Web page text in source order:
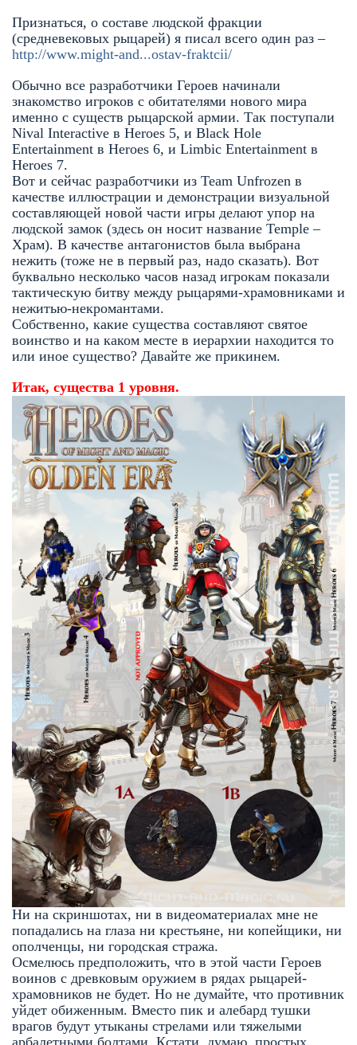
Признаться, о составе людской фракции
(средневековых рыцарей) я писал всего один раз –
http://www.might-and...ostav-fraktcii/
Обычно все разработчики Героев начинали
знакомство игроков с обитателями нового мира
именно с существ рыцарской армии. Так поступали
Nival Interactive в Heroes 5, и Black Hole
Entertainment в Heroes 6, и Limbic Entertainment в
Heroes 7.
Вот и сейчас разработчики из Team Unfrozen в
качестве иллюстрации и демонстрации визуальной
составляющей новой части игры делают упор на
людской замок (здесь он носит название Temple –
Храм). В качестве антагонистов была выбрана
нежить (тоже не в первый раз, надо сказать). Вот
буквально несколько часов назад игрокам показали
тактическую битву между рыцарями-храмовниками и
нежитью-некромантами.
Собственно, какие существа составляют святое
воинство и на каком месте в иерархии находится то
или иное существо? Давайте же прикинем.
Итак, существа 1 уровня.
Ни на скриншотах, ни в видеоматериалах мне не
попадались на глаза ни крестьяне, ни копейщики, ни
ополченцы, ни городская стража.
Осмелюсь предположить, что в этой части Героев
воинов с древковым оружием в рядах рыцарей-
храмовников не будет. Но не думайте, что противник
уйдет обиженным. Вместо пик и алебард тушки
врагов будут утыканы стрелами или тяжелыми
арбалетными болтами. Кстати, думаю, простых